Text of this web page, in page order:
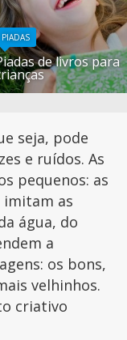
PIADAS
de livros para
seja, pode
e ruídos. As
pequenos: as
imitam as
água, do
a
os bons,
velhinhos.
criativo